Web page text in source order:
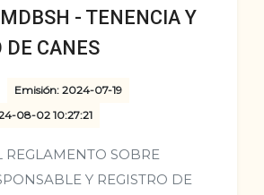
- TENENCIA Y
DE CANES
Emisión: 2024-07-19
08-02 10:27:21
REGLAMENTO SOBRE
Y REGISTRO DE